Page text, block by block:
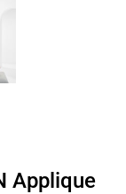
Applique